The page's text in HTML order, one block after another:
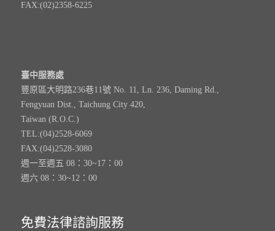
FAX:(02)2358-6225
臺中服務處
豐原區大明路236巷11號 No. 11, Ln. 236, Daming Rd.,
Fengyuan Dist., Taichung City 420,
Taiwan (R.O.C.)
TEL:(04)2528-6069
FAX:(04)2528-3080
週一至週五 08：30~17：00
週六 08：30~12：00
免費法律諮詢服務